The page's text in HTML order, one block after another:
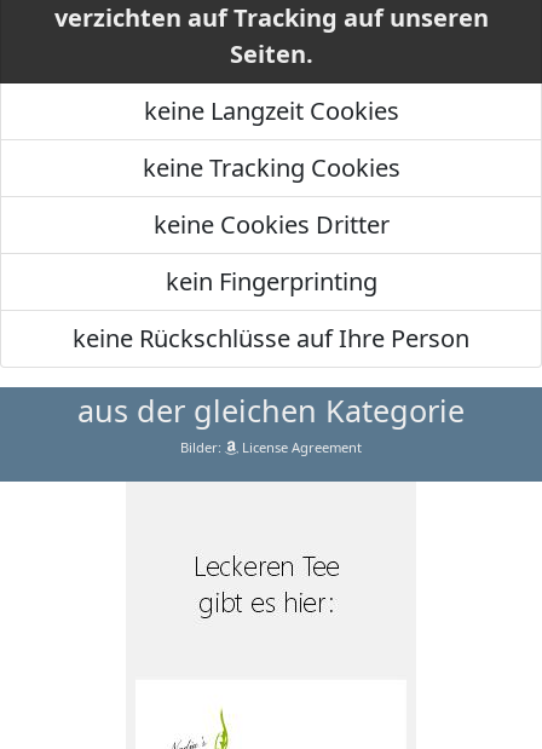
verzichten auf Tracking auf unseren
Seiten.
keine Langzeit Cookies
keine Tracking Cookies
keine Cookies Dritter
kein Fingerprinting
keine Rückschlüsse auf Ihre Person
aus der gleichen Kategorie
Bilder: License Agreement